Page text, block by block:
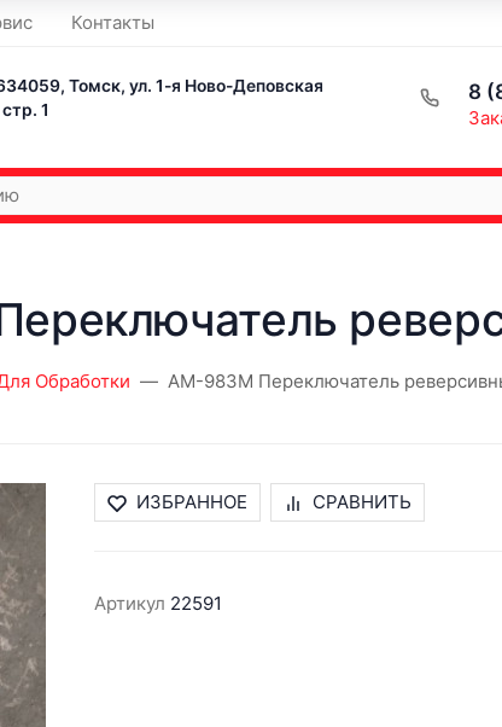
Контакты
Томск, ул. 1-я Ново-Деповская
1
8
Обработки AM-983M Переключатель
ИЗБРАННОЕ СРАВНИТЬ
Артикул 22591